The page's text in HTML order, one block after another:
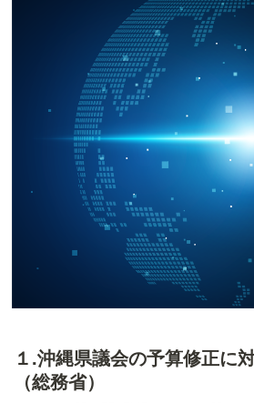
１.沖縄県議会の予算修正に
（総務省）